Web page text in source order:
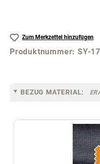
Zum Merkzettel hinzufügen
Produktnummer:SY-
BEZUG MATERIAL: